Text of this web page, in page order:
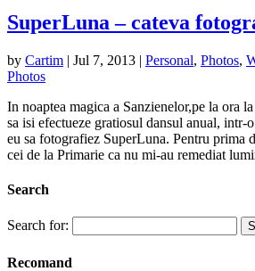
SuperLuna – cateva
by Cartim | Jul 7, 2013 | Personal, Photos,
Photos
In noaptea magica a Sanzienelor,pe la ora
sa isi efectueze gratiosul dansul anual, intr-
eu sa fotografiez SuperLuna. Pentru prima
cei de la Primarie ca nu mi-au remediat
Search
Search for:
Recomand